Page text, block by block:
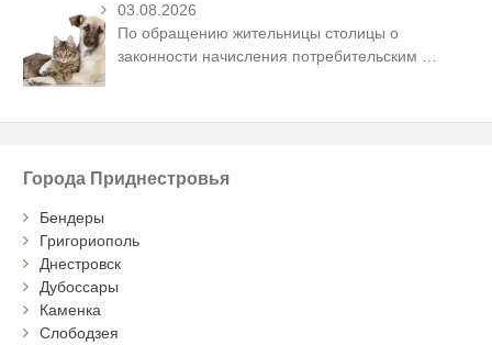
03.08.2026
По обращению жительницы столицы о
законности начисления потребительским …
Города Приднестровья
Бендеры
Григориополь
Днестровск
Дубоссары
Каменка
Слободзея